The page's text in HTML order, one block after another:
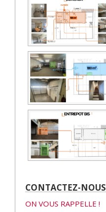
CONTACTEZ-NOUS
ON VOUS RAPPELLE !